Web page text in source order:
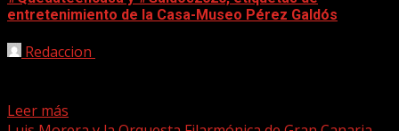
entretenimiento de la Casa-Museo Pérez Galdós
Redaccion
Leer más